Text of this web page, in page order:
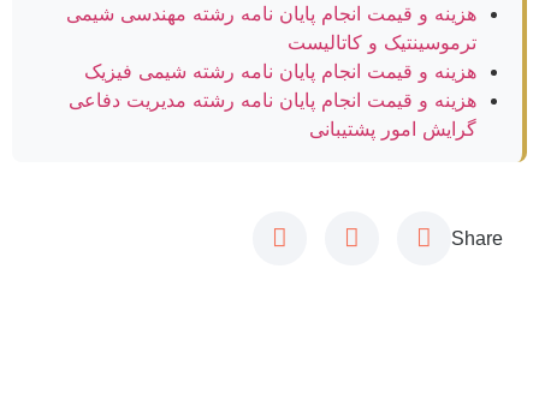
هزینه و قیمت انجام پایان نامه رشته مهندسی شیمی
ترموسینتیک و کاتالیست
هزینه و قیمت انجام پایان نامه رشته شیمی فیزیک
هزینه و قیمت انجام پایان نامه رشته مدیریت دفاعی
گرایش امور پشتیبانی
Share